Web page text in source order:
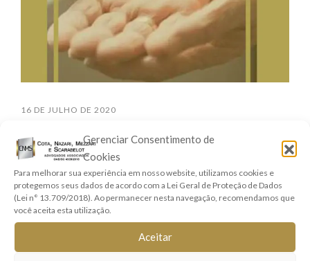
Gerenciar Consentimento de
Cookies
Para melhorar sua experiência em nosso website, utilizamos cookies e
protegemos seus dados de acordo com a Lei Geral de Proteção de Dados
(Lei n° 13.709/2018). Ao permanecer nesta navegação, recomendamos que
você aceita esta utilização.
Aceitar
16 DE JULHO DE 2020
Pensão por Morte
Após o falecimento de um ente querido, a família passa
por um período difícil e, muitas vezes, deixa de buscar
seus direitos nos momentos adequados e acaba
perdendo benefícios que teria direito simplesmente por
não ter sido devidamente assessorado ou ...